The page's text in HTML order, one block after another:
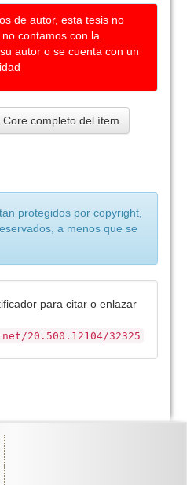
de autor, esta tesis no
contamos con la
autor o se cuenta con un
completo del ítem
protegidos por copyright,
a menos que se
para citar o enlazar
20.500.12104/32325